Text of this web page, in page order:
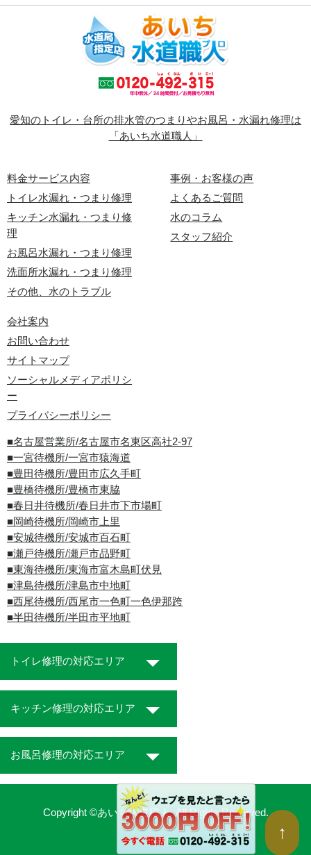
愛知のトイレ・台所の排水管のつまりやお風呂・水漏れ修理は
「あいち水道職人」
料金サービス内容
トイレ水漏れ・つまり修理
キッチン水漏れ・つまり修
理
お風呂水漏れ・つまり修理
洗面所水漏れ・つまり修理
その他、水のトラブル
事例・お客様の声
よくあるご質問
水のコラム
スタッフ紹介
会社案内
お問い合わせ
サイトマップ
ソーシャルメディアポリシ
ー
プライバシーポリシー
■名古屋営業所/名古屋市名東区高社2-97
■一宮待機所/一宮市猿海道
■豊田待機所/豊田市広久手町
■豊橋待機所/豊橋市東脇
■春日井待機所/春日井市下市場町
■岡崎待機所/岡崎市上里
■安城待機所/安城市百石町
■瀬戸待機所/瀬戸市品野町
■東海待機所/東海市富木島町伏見
■津島待機所/津島市中地町
■西尾待機所/西尾市一色町一色伊那跨
■半田待機所/半田市平地町
トイレ修理の対応エリア
キッチン修理の対応エリア
お風呂修理の対応エリア
Copyright ©あいち水道職人. All Rights Reserved.
↑